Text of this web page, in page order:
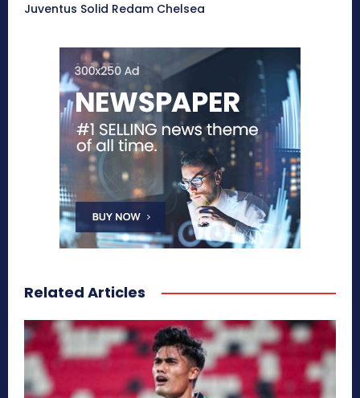
Juventus Solid Redam Chelsea
Related Articles